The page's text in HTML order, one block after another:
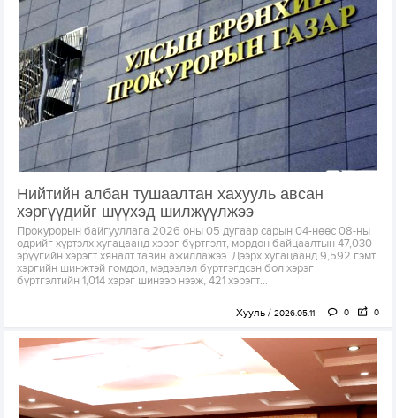
Нийтийн албан тушаалтан хахууль авсан
хэргүүдийг шүүхэд шилжүүлжээ
Прокурорын байгууллага 2026 оны 05 дугаар сарын 04-нөөс 08-ны
өдрийг хүртэлх хугацаанд хэрэг бүртгэлт, мөрдөн байцаалтын 47,030
эрүүгийн хэрэгт хяналт тавин ажиллажээ. Дээрх хугацаанд 9,592 гэмт
хэргийн шинжтэй гомдол, мэдээлэл бүртгэгдсэн бол хэрэг
бүртгэлтийн 1,014 хэрэг шинээр нээж, 421 хэрэгт...
Хууль 2026.05.11 0 0